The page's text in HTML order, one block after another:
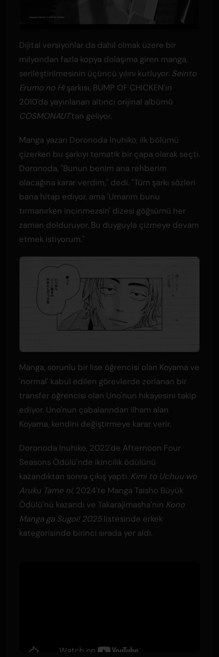
Dijital versiyonlar da dahil olmak üzere bir
milyondan fazla kopya dolaşıma giren manga,
serileştirilmesinin üçüncü yılını kutluyor. Seinto
Erumo no Hişarkısı, BUMP OF CHICKEN'ın
2010'da yayınlanan altıncı orijinal albümü
COSMONAUT'tan geliyor.
Manga yazarı Doronoda Inuhiko, ilk bölümü
çizerken bu şarkıyı tematik bir çapa olarak seçti.
Doronoda, "Bunun benim ana rehberim
olacağına karar verdim," dedi. "Tüm şarkı sözleri
bana hitap ediyor, ama 'Umarım bunu
tırmanırken incinmezsin' dizesi göğsümü her
zaman dolduruyor. Bu duyguyla çizmeye devam
etmek istiyorum."
Manga, sorunlu bir lise öğrencisi olan Koyama ve
'normal' kabul edilen görevlerde zorlanan bir
transfer öğrencisi olan Uno'nun hikayesini takip
ediyor. Uno'nun çabalarından ilham alan
Koyama, kendini değiştirmeye karar verir.
Doronoda Inuhiko, 2022'de Afternoon Four
Seasons Ödülü'nde ikincilik ödülünü
kazandıktan sonra çıkış yaptı. Kimi to Uchuu wo
Aruku Tame ni, 2024'te Manga Taisho Büyük
Ödülü'nü kazandı ve Takarajimasha'nın Kono
Manga ga Sugoi! 2025listesinde erkek
kategorisinde birinci sırada yer aldı.